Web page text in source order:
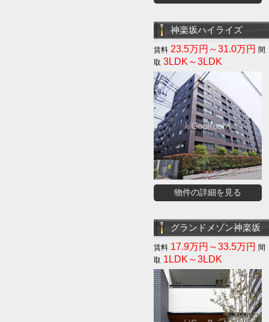
神楽坂ハイライズ
23.5万円～31.0万円
3LDK～3LDK
物件の詳細を見る
グランドメゾン神楽坂
17.9万円～33.5万円
1LDK～3LDK